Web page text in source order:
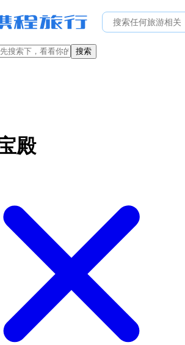
搜索
殿